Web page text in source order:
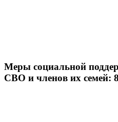
Меры социальной
СВО и членов их семей: